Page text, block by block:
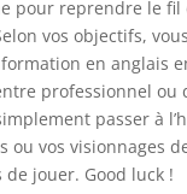
pour reprendre le fil
vos objectifs,
en anglais
professionnel ou
passer à
ou vos visionnages
de jouer. Good luck !